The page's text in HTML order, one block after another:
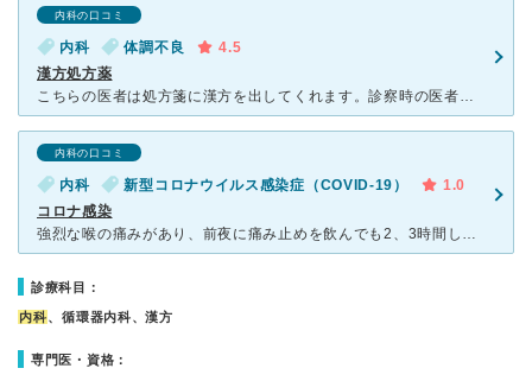
内科の口コミ
内科 体調不良
4.5
漢方処方薬
こちらの医者は処方箋に漢方を出してくれます。診察時の医者は丁寧で親切で話しやすいです。漢方処方薬なので、身体には良いのかもしれませんが、治りがゆっくりなので、すぐに体調を回復させたい方には向いてないか
内科の口コミ
内科 新型コロナウイルス感染症（COVID-19）
1.0
コロナ感染
強烈な喉の痛みがあり、前夜に痛み止めを飲んでも2、3時間しか効かないような状況で、初めて行きました。 受付に、熱が前夜にあった事や喉の痛みを話すと奥の部屋で待たされました。少し経った頃、先生が来て近
診療科目：
内科、循環器内科、漢方
専門医・資格：